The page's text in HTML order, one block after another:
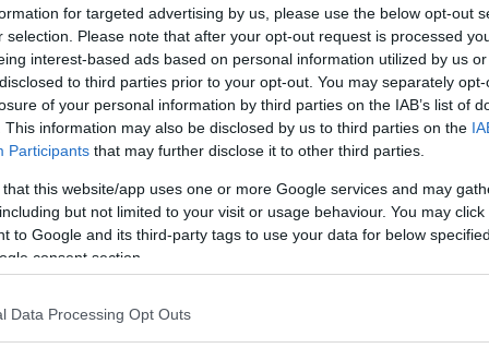
for targeted advertising by us, please use the below opt-out
selection. Please note that after your opt-out request is processed
interest-based ads based on personal information utilized by us
to third parties prior to your opt-out. You may separately
of your personal information by third parties on the IAB’s list of
This information may also be disclosed by us to third parties on the
Participants that may further disclose it to other third parties.
that this website/app uses one or more Google services and may
but not limited to your visit or usage behaviour. You may
to Google and its third-party tags to use your data for below
consent section.
Data Processing Opt Outs
V6-försedda Ford 20 M i guldfärg, rikligt med
tävlings-Ford och så, givetvis, en ung kvinna
till skillnad från P7 som dök upp som 17 M/20
så klent att man ersatte den under 1968. I
1965 också kvar, vindrutan till exempel, men om